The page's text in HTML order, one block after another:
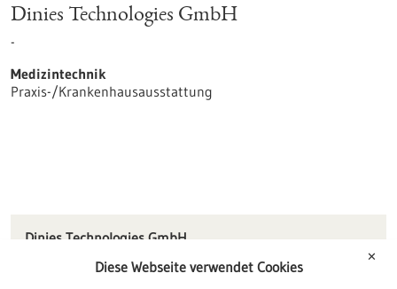
Dinies Technologies GmbH
-
Medizintechnik
Praxis-/Krankenhausausstattung
Dinies Technologies GmbH
78667 Villingendorf
✕
Diese Webseite verwendet Cookies